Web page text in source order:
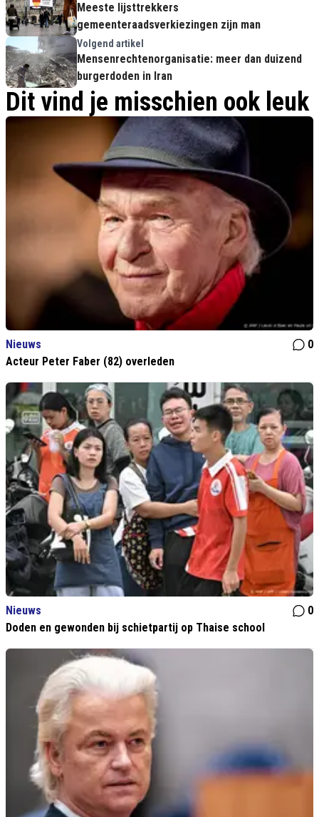
Meeste lijsttrekkers
gemeenteraadsverkiezingen zijn man
Volgend artikel
Mensenrechtenorganisatie: meer dan duizend
burgerdoden in Iran
Dit vind je misschien ook leuk
Nieuws
0
Acteur Peter Faber (82) overleden
Nieuws
0
Doden en gewonden bij schietpartij op Thaise school